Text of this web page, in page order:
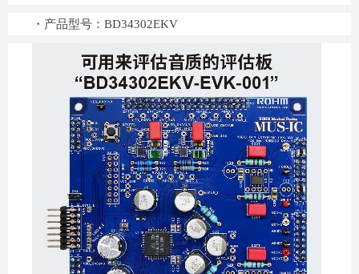
・产品型号：BD34302EKV